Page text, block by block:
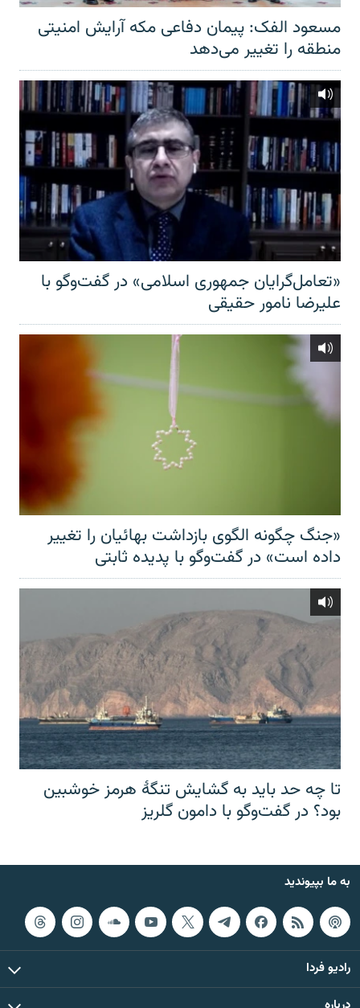
مسعود الفک: پیمان دفاعی مکه آرایش امنیتی
منطقه را تغییر می‌دهد
«تعامل‌گرایان جمهوری اسلامی» در گفت‌وگو با
علیرضا نامور حقیقی
«جنگ چگونه الگوی بازداشت بهائیان را تغییر
داده است» در گفت‌وگو با پدیده ثابتی
تا چه حد باید به گشایش تنگهٔ هرمز خوشبین
بود؟ در گفت‌وگو با دامون گلریز
به ما بپیوندید
رادیو فردا